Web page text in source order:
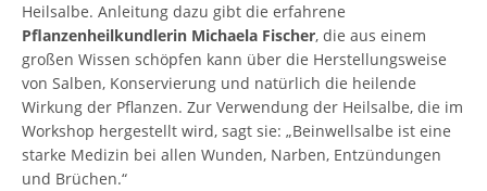
Heilsalbe. Anleitung dazu gibt die erfahrene
Pflanzenheilkundlerin Michaela Fischer, die aus einem
großen Wissen schöpfen kann über die Herstellungsweise
von Salben, Konservierung und natürlich die heilende
Wirkung der Pflanzen. Zur Verwendung der Heilsalbe, die im
Workshop hergestellt wird, sagt sie: „Beinwellsalbe ist eine
starke Medizin bei allen Wunden, Narben, Entzündungen
und Brüchen.“